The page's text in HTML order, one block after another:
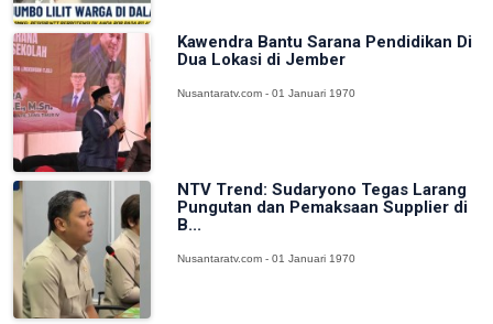
Kawendra Bantu Sarana Pendidikan Di
Dua Lokasi di Jember
Nusantaratv.com - 01 Januari 1970
NTV Trend: Sudaryono Tegas Larang
Pungutan dan Pemaksaan Supplier di
B...
Nusantaratv.com - 01 Januari 1970